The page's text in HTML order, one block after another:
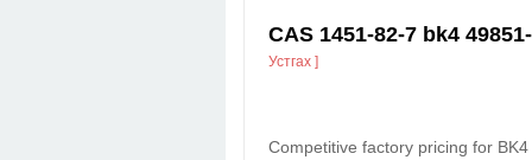
CAS 1451-82-7 bk4
Устгах ]
Competitive factory pricing for